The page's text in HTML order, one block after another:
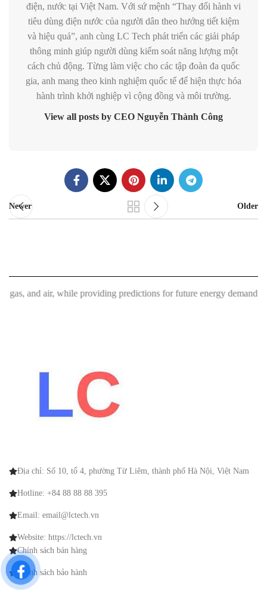
điện, nước tại Việt Nam. Với sứ mệnh “Thay đổi hành vi
tiêu dùng điện nước của người dân theo hướng tiết kiệm
và hiệu quả”, anh cùng LC Tech phát triển các giải pháp
thông minh giúp người dùng kiểm soát năng lượng một
cách chủ động. Từng làm việc cho các tập đoàn đa quốc
gia, anh mang theo kinh nghiệm quốc tế để hiện thực hóa
hành trình khởi nghiệp vì cộng đồng và môi trường.
View all posts by CEO Nguyễn Thành Công
Newer Older
air, while providing predictions for future energy demand.""MMM
Địa chỉ: Số 10, tổ 4, phường Từ Liêm, thành phố Hà Nội, Việt Nam
Hotline: +84 88 88 88 395
Email: email@lctech.vn
Website: https://lctech.vn
Chính sách bán hàng
Chính sách bảo hành